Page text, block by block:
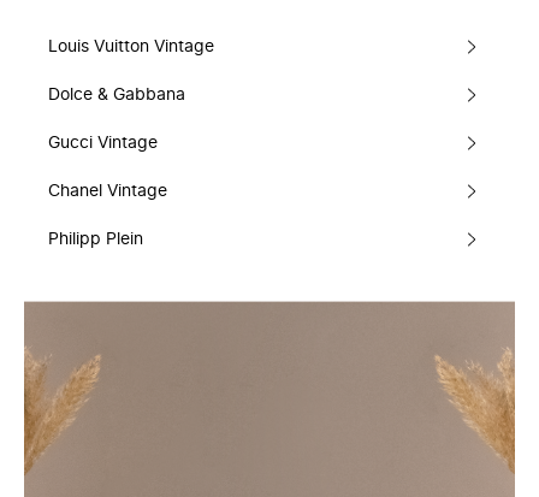
Louis Vuitton Vintage
Dolce & Gabbana
Gucci Vintage
Chanel Vintage
Philipp Plein